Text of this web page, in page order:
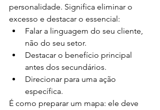
personalidade. Significa eliminar o
excesso e destacar o essencial:
Falar a linguagem do seu cliente,
não do seu setor.
Destacar o benefício principal
antes dos secundários.
Direcionar para uma ação
específica.
É como preparar um mapa: ele deve